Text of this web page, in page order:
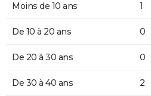
Moins de 10 ans 1
De 10 à 20 ans 0
De 20 à 30 ans 0
De 30 à 40 ans 2